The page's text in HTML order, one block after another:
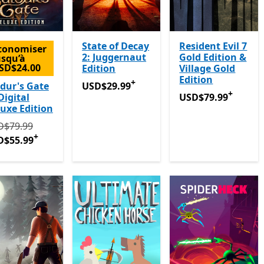
Gate
Edition
USD$79.99 maintenant USD$55.99
Avec des
+
State of Decay
2: Juggernaut
Edition
USD$29.99Avec des achats dans
USD$29.99+
Resident Evil 7
Gold Edition &
Village Gold
Edition
USD$79.99Avec
USD$79.99+